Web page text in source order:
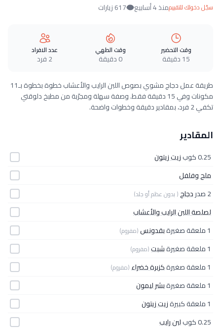
سجّل دخولك للتقييممنذ 4 أسابيع 617 زيارات
وقت التحضير
15 دقيقة
وقت الطهي
0 دقيقة
عدد الافراد
2 فرد
طريقة عمل دجاج مشوي بصوص اللبن الرايب والأعشاب خطوة بخطوة بـ11
مكونات وفي 15 دقيقة فقط. وصفة سهلة ومجرّبة من مطبخ دلوقتي
تكفي 2 فرد، بمقادير دقيقة وخطوات واضحة.
المقادير
0.25 كوب
زيت زيتون
ملح وفلفل
2 صدر
دجاج( بدون عظم أو جلد)
لصلصة اللبن الرايب والأعشاب
1 ملعقة صغيرة
بقدونس(مفروم)
1 ملعقة صغيرة شبت(مفروم)
1 ملعقة صغيرة كزبرة خضراء(مفروم)
1 ملعقة صغيرة
بشر ليمون
1 ملعقة كبيرة
زيت زيتون
0.25 كوب
لبن رايب